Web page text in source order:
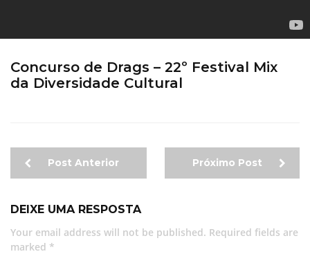
Concurso de Drags – 22º Festival Mix
da Diversidade Cultural
Post Anterior Próximo Post
DEIXE UMA RESPOSTA
Your email address will not be published. Required fields are
marked *